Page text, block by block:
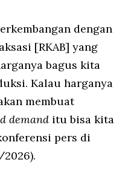
dengan
[RKAB] yang
bagus kita
Kalau harganya
membuat
demand itu bisa kita
pers di